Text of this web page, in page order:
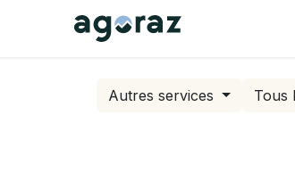
Autres services Tous